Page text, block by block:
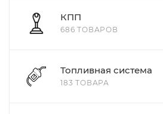
КПП
686 ТОВАРОВ
Топливная система
183 ТОВАРА